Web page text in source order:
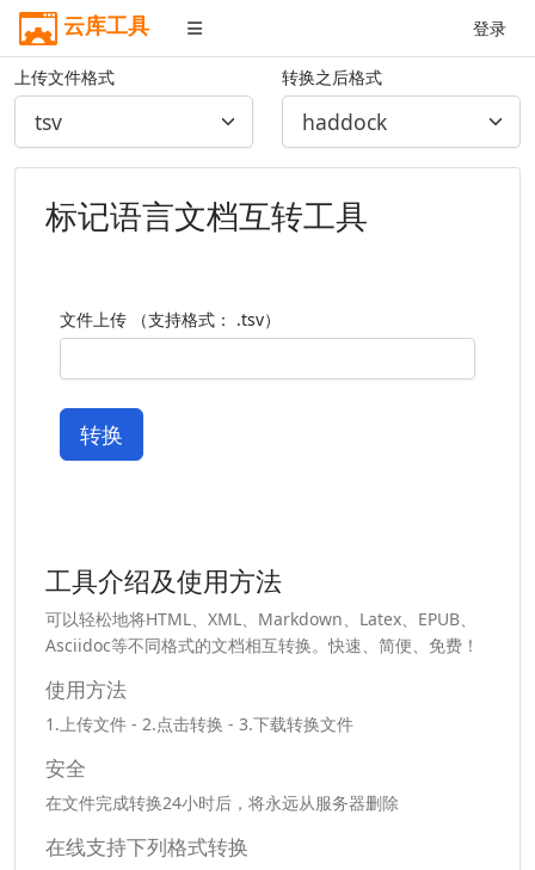
云库工具 登录
上传文件格式 转换之后格式
标记语言文档互转工具
文件上传 （支持格式： .tsv）
转换
工具介绍及使用方法
可以轻松地将HTML、XML、Markdown、Latex、EPUB、
Asciidoc等不同格式的文档相互转换。快速、简便、免费！
使用方法
1.上传文件 - 2.点击转换 - 3.下载转换文件
安全
在文件完成转换24小时后，将永远从服务器删除
在线支持下列格式转换